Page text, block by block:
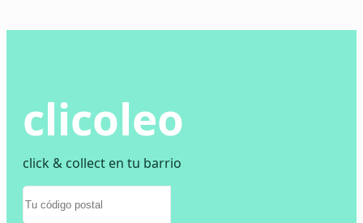
clicoleo
click & collect en tu barrio